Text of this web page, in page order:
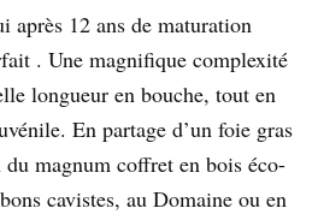
après 12 ans de maturation
. Une magnifique complexité
longueur en bouche, tout en
En partage d’un foie gras
du magnum coffret en bois éco-
cavistes, au Domaine ou en